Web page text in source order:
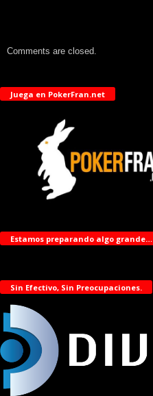
Comments are closed.
Juega en PokerFran.net
Estamos preparando algo grande…
Sin Efectivo, Sin Preocupaciones.